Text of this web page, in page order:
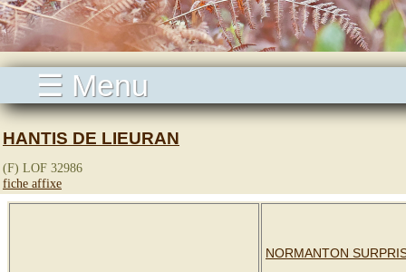
☰ Menu
HANTIS DE LIEURAN
(F) LOF 32986
fiche affixe
NORMANTON